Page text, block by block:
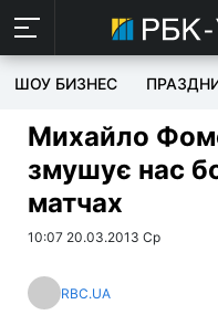
ШОУ БИЗНЕС
Михайло
змушує нас
матчах
10:07 20.03.2013 Ср
RBC.UA